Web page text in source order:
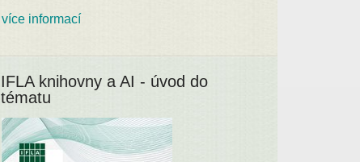
více informací
IFLA knihovny a AI - úvod do
tématu